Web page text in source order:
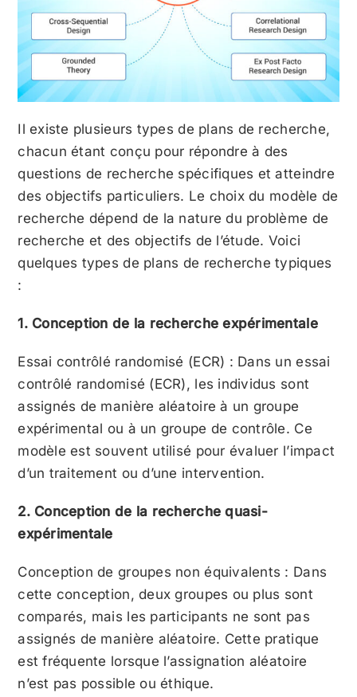
Il existe plusieurs types de plans de recherche,
chacun étant conçu pour répondre à des
questions de recherche spécifiques et atteindre
des objectifs particuliers. Le choix du modèle de
recherche dépend de la nature du problème de
recherche et des objectifs de l’étude. Voici
quelques types de plans de recherche typiques
:
1. Conception de la recherche expérimentale
Essai contrôlé randomisé (ECR) : Dans un essai
contrôlé randomisé (ECR), les individus sont
assignés de manière aléatoire à un groupe
expérimental ou à un groupe de contrôle. Ce
modèle est souvent utilisé pour évaluer l’impact
d’un traitement ou d’une intervention.
2. Conception de la recherche quasi-
expérimentale
Conception de groupes non équivalents : Dans
cette conception, deux groupes ou plus sont
comparés, mais les participants ne sont pas
assignés de manière aléatoire. Cette pratique
est fréquente lorsque l’assignation aléatoire
n’est pas possible ou éthique.